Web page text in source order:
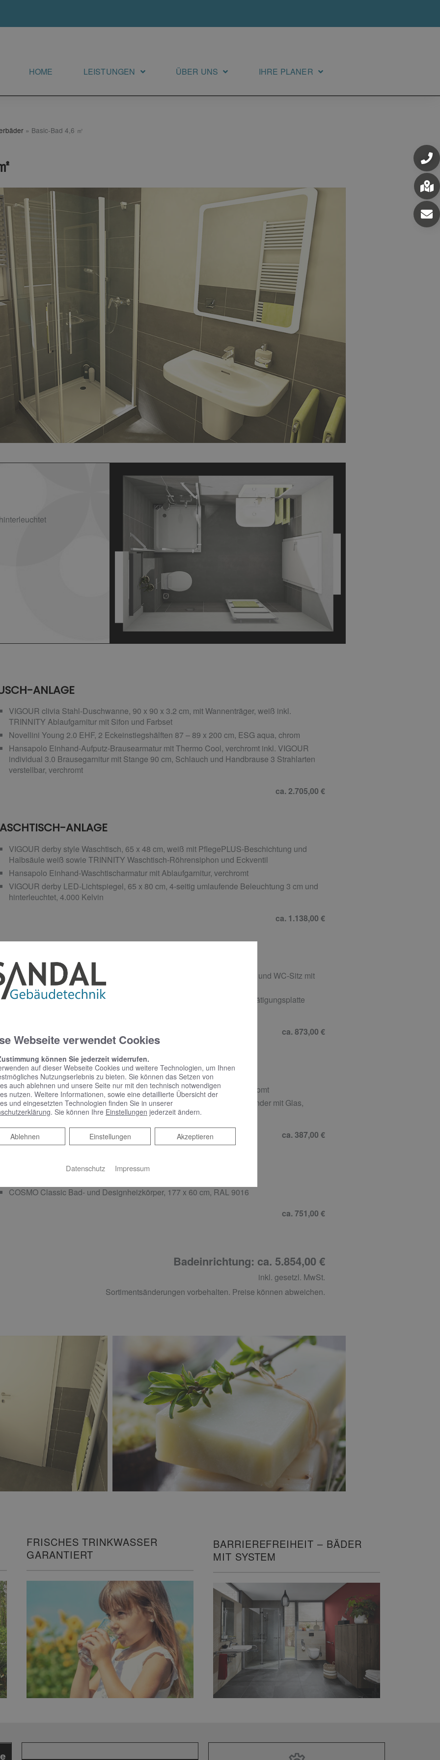
HOME LEISTUNGEN ÜBER UNS IHRE PLANER
» Basic-Bad 4,6 ㎡
ANLAGE
VIGOUR clivia Stahl-Duschwanne, 90 x 90 x 3.2 cm, mit Wannenträger, weiß inkl.
TRINNITY Ablaufgarnitur mit Sifon und Farbset
Novellini Young 2.0 EHF, 2 Eckeinstiegshälften 87 – 89 x 200 cm, ESG aqua, chrom
Hansapolo Einhand-Aufputz-Brausearmatur mit Thermo Cool, verchromt inkl. VIGOUR
individual 3.0 Brausegarnitur mit Stange 90 cm, Schlauch und Handbrause 3 Strahlarten
verstellbar, verchromt
ca. 2.705,00 €
ANLAGE
VIGOUR derby style Waschtisch, 65 x 48 cm, weiß mit PflegePLUS-Beschichtung und
Halbsäule weiß sowie TRINNITY Waschtisch-Röhrensiphon und Eckventil
Hansapolo Einhand-Waschtischarmatur mit Ablaufgarnitur, verchromt
VIGOUR derby LED-Lichtspiegel, 65 x 80 cm, 4-seitig umlaufende Beleuchtung 3 cm und
hinterleuchtet, 4.000 Kelvin
ca. 1.138,00 €
VIGOUR clivia Wand-Tiefspül-WC, weiß mit PflegePLUS-Beschichtung und WC-Sitz mit
Deckel und Absenkautomatik inkl. Schallschutzset
CONEL WC-Element VIS mit UP-Spülkasten, 112 cm und VIGOUR Betätigungsplatte
ca. 873,00 €
VIGOUR derby style Bürstengarnitur mit Papierhalter mit Deckel, verchromt
VIGOUR derby style Handtuchhalter, 45 cm, starr und Flüssigseifenspender mit Glas,
verchromt
ca. 387,00 €
COSMO Classic Bad- und Designheizkörper, 177 x 60 cm, RAL 9016
ca. 751,00 €
Badeinrichtung: ca. 5.854,00 €
inkl. gesetzl. MwSt.
Sortimentsänderungen vorbehalten. Preise können abweichen.
FRISCHES TRINKWASSER
GARANTIERT
BARRIEREFREIHEIT – BÄDER
MIT SYSTEM
Webseite verwendet Cookies
können Sie jederzeit widerrufen.
auf dieser Webseite Cookies und weitere Technologien, um Ihnen
Nutzungserlebnis zu bieten. Sie können das Setzen von
auch ablehnen und unsere Seite nur mit den technisch notwendigen
nutzen. Weitere Informationen, sowie eine detaillierte Übersicht der
und eingesetzten Technologien finden Sie in unserer
. Sie können Ihre Einstellungen jederzeit ändern.
Akzeptieren
Einstellungen
Ablehnen
Ablehnen
Datenschutz Impressum